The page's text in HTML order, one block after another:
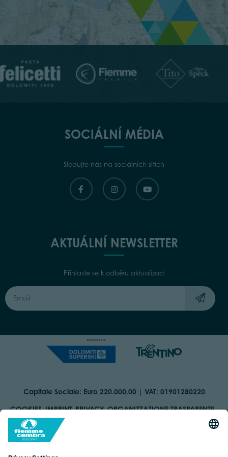
SOCIÁLNÍ MÉDIA
Sledujte nás na sociálních sítích
AKTUÁLNÍ NEWSLETTER
Přihlaste se k odběru aktualizací
Capitale Sociale: Euro 220.000,00 | VAT: 01901280220
COOKIES IMPRINT PRIVACY ORGANIZZAZIONE TRASPARENTE